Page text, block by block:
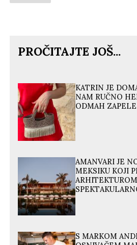
PROČITAJTE JOŠ...
KATRIN JE
NAM RUČNO
ODMAH
AMANVARI JE
MEKSIKU KOJI
S MARKOM